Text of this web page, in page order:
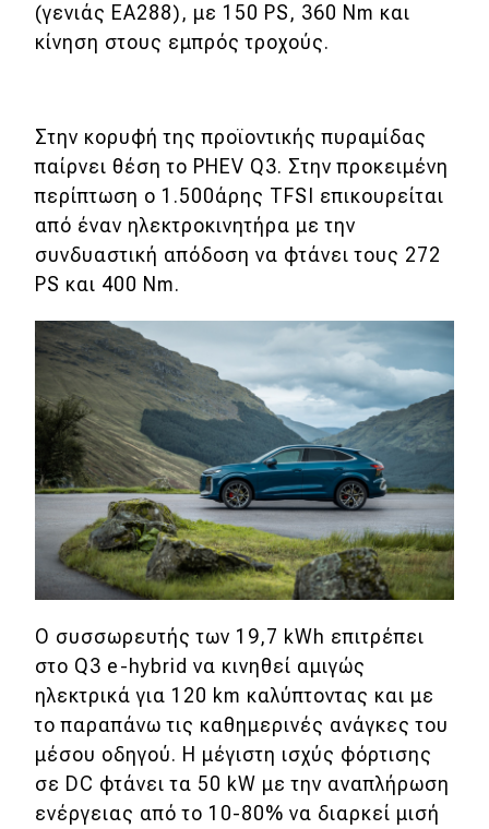
(γενιάς ΕΑ288), με 150 PS, 360 Nm και
κίνηση στους εμπρός τροχούς.
Στην κορυφή της προϊοντικής πυραμίδας
παίρνει θέση το PHEV Q3. Στην προκειμένη
περίπτωση ο 1.500άρης TFSI επικουρείται
από έναν ηλεκτροκινητήρα με την
συνδυαστική απόδοση να φτάνει τους 272
PS και 400 Nm.
O συσσωρευτής των 19,7 kWh επιτρέπει
στο Q3 e-hybrid να κινηθεί αμιγώς
ηλεκτρικά για 120 km καλύπτοντας και με
το παραπάνω τις καθημερινές ανάγκες του
μέσου οδηγού. Η μέγιστη ισχύς φόρτισης
σε DC φτάνει τα 50 kW με την αναπλήρωση
ενέργειας από το 10-80% να διαρκεί μισή